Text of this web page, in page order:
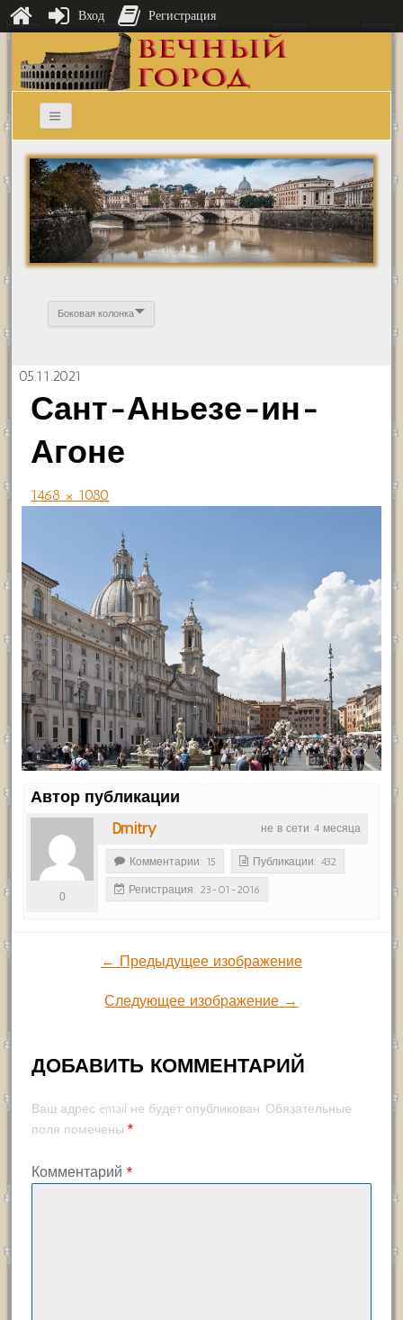
Боковая колонка
05.11.2021
Сант-Аньезе-ин-
Агоне
1468 × 1080
Автор публикации
не в сети 4 месяца
Dmitry
0
Комментарии: 15 Публикации: 432
Регистрация: 23-01-2016
← Предыдущее изображение
Следующее изображение →
ДОБАВИТЬ КОММЕНТАРИЙ
Ваш адрес email не будет опубликован. Обязательные
поля помечены *
Комментарий *
Вход Регистрация